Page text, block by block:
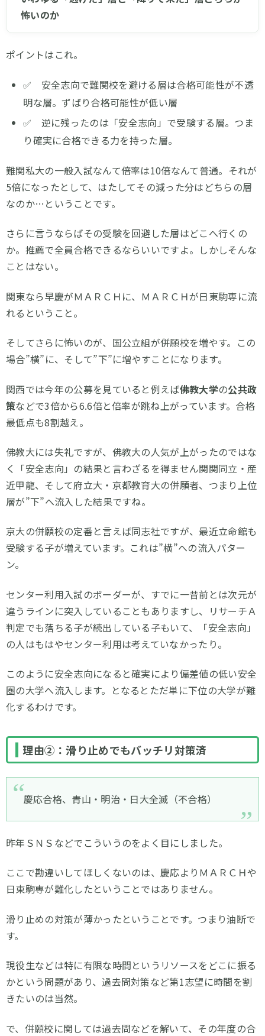
怖いのか
ポイントはこれ。
✅ 安全志向で難関校を避ける層は合格可能性が不透
明な層。ずばり合格可能性が低い層
✅ 逆に残ったのは「安全志向」で受験する層。つま
り確実に合格できる力を持った層。
難関私大の一般入試なんて倍率は10倍なんて普通。それが
5倍になったとして、はたしてその減った分はどちらの層
なのか…ということです。
さらに言うならばその受験を回避した層はどこへ行くの
か。推薦で全員合格できるならいいですよ。しかしそんな
ことはない。
関東なら早慶がＭＡＲＣＨに、ＭＡＲＣＨが日東駒専に流
れるということ。
そしてさらに怖いのが、国公立組が併願校を増やす。この
場合”横”に、そして”下”に増やすことになります。
関西では今年の公募を見ていると例えば佛教大学の公共政
策などで3倍から6.6倍と倍率が跳ね上がっています。合格
最低点も8割越え。
佛教大には失礼ですが、佛教大の人気が上がったのではな
く「安全志向」の結果と言わざるを得ません関関同立・産
近甲龍、そして府立大・京都教育大の併願者、つまり上位
層が”下”へ流入した結果ですね。
京大の併願校の定番と言えば同志社ですが、最近立命館も
受験する子が増えています。これは”横”への流入パター
ン。
センター利用入試のボーダーが、すでに一昔前とは次元が
違うラインに突入していることもありますし、リサーチＡ
判定でも落ちる子が続出している子もいて、「安全志向」
の人はもはやセンター利用は考えていなかったり。
このように安全志向になると確実により偏差値の低い安全
圏の大学へ流入します。となるとただ単に下位の大学が難
化するわけです。
理由②：滑り止めでもバッチリ対策済
慶応合格、青山・明治・日大全滅（不合格）
昨年ＳＮＳなどでこういうのをよく目にしました。
ここで勘違いしてほしくないのは、慶応よりＭＡＲＣＨや
日東駒専が難化したということではありません。
滑り止めの対策が薄かったということです。つまり油断で
す。
現役生などは特に有限な時間というリソースをどこに振る
かという問題があり、過去問対策など第1志望に時間を割
きたいのは当然。
で、併願校に関しては過去問などを解いて、その年度の合